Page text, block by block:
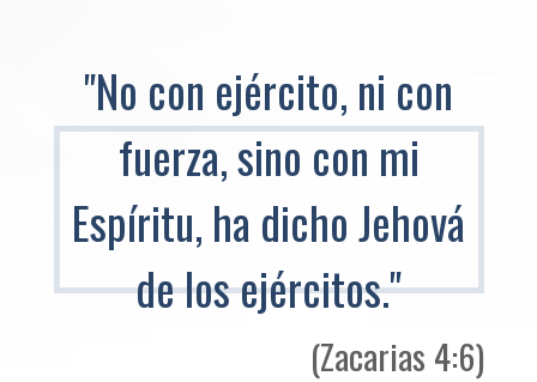
"No con ejército, ni con
fuerza, sino con mi
Espíritu, ha dicho Jehová
de los ejércitos."
(Zacarias 4:6)